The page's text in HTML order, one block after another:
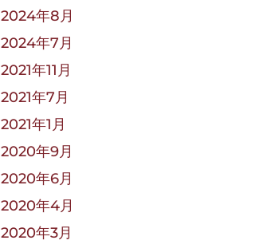
2024年8月
2024年7月
2021年11月
2021年7月
2021年1月
2020年9月
2020年6月
2020年4月
2020年3月